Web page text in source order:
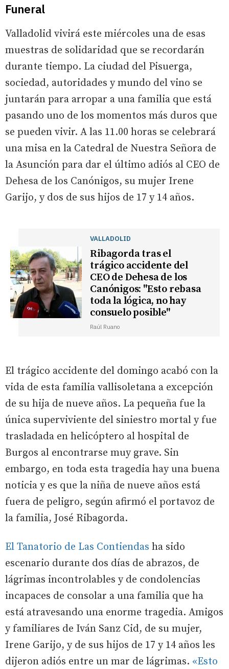
Funeral
Valladolid vivirá este miércoles una de esas
muestras de solidaridad que se recordarán
durante tiempo. La ciudad del Pisuerga,
sociedad, autoridades y mundo del vino se
juntarán para arropar a una familia que está
pasando uno de los momentos más duros que
se pueden vivir. A las 11.00 horas se celebrará
una misa en la Catedral de Nuestra Señora de
la Asunción para dar el último adiós al CEO de
Dehesa de los Canónigos, su mujer Irene
Garijo, y dos de sus hijos de 17 y 14 años.
VALLADOLID
Ribagorda tras el
trágico accidente del
CEO de Dehesa de los
Canónigos: "Esto rebasa
toda la lógica, no hay
consuelo posible"
Raúl Ruano
El trágico accidente del domingo acabó con la
vida de esta familia vallisoletana a excepción
de su hija de nueve años. La pequeña fue la
única superviviente del siniestro mortal y fue
trasladada en helicóptero al hospital de
Burgos al encontrarse muy grave. Sin
embargo, en toda esta tragedia hay una buena
noticia y es que la niña de nueve años está
fuera de peligro, según afirmó el portavoz de
la familia, José Ribagorda.
El Tanatorio de Las Contiendas ha sido
escenario durante dos días de abrazos, de
lágrimas incontrolables y de condolencias
incapaces de consolar a una familia que ha
está atravesando una enorme tragedia. Amigos
y familiares de Iván Sanz Cid, de su mujer,
Irene Garijo, y de sus hijos de 17 y 14 años les
dijeron adiós entre un mar de lágrimas. «Esto